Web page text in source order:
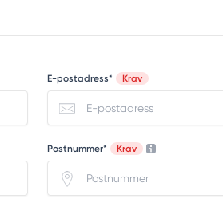
E-postadress* Krav
Postnummer* Krav